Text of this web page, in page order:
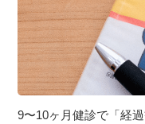
9〜10ヶ月健診で「経